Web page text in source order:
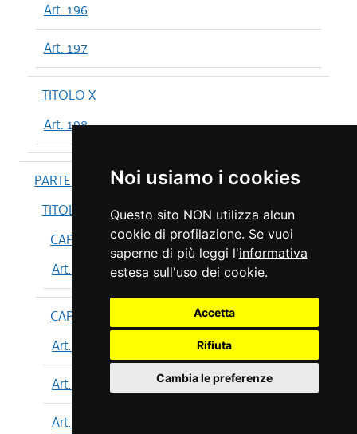
Noi usiamo i cookies
Questo sito NON utilizza alcun
cookie di profilazione. Se vuoi
saperne di più leggi l'informativa
estesa sull'uso dei cookie.
Accetta
Rifiuta
Cambia le preferenze
Art. 196
Art. 197
TITOLO X
Art. 198
PARTE IV
TITOLO I
CAPO I
Art. 199
CAPO II
Art. 200
Art. 201
Art. 202